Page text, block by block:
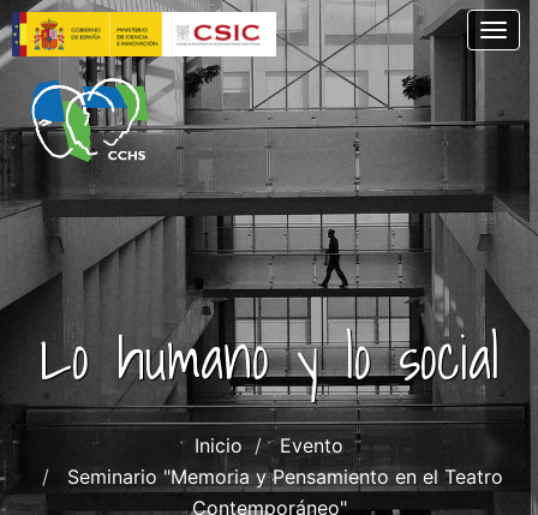
Pasar
al
contenido
principal
Lo humano y lo social
Inicio
Evento
Seminario "Memoria y Pensamiento en el Teatro
Contemporáneo"